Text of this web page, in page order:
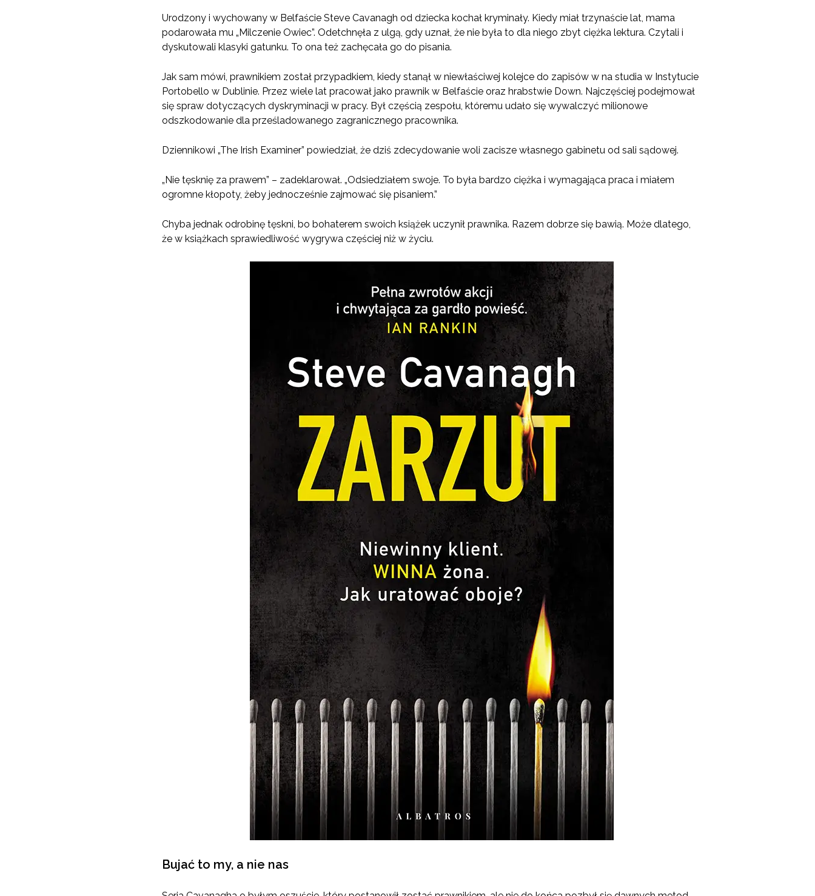
Urodzony i wychowany w Belfaście Steve Cavanagh od dziecka kochał kryminały. Kiedy miał trzynaście lat, mama
podarowała mu „Milczenie Owiec”. Odetchnęła z ulgą, gdy uznał, że nie była to dla niego zbyt ciężka lektura. Czytali i
dyskutowali klasyki gatunku. To ona też zachęcała go do pisania.
Jak sam mówi, prawnikiem został przypadkiem, kiedy stanął w niewłaściwej kolejce do zapisów w na studia w Instytucie
Portobello w Dublinie. Przez wiele lat pracował jako prawnik w Belfaście oraz hrabstwie Down. Najczęściej podejmował
się spraw dotyczących dyskryminacji w pracy. Był częścią zespołu, któremu udało się wywalczyć milionowe
odszkodowanie dla prześladowanego zagranicznego pracownika.
Dziennikowi „The Irish Examiner” powiedział, że dziś zdecydowanie woli zacisze własnego gabinetu od sali sądowej.
„Nie tęsknię za prawem” – zadeklarował. „Odsiedziałem swoje. To była bardzo ciężka i wymagająca praca i miałem
ogromne kłopoty, żeby jednocześnie zajmować się pisaniem.”
Chyba jednak odrobinę tęskni, bo bohaterem swoich książek uczynił prawnika. Razem dobrze się bawią. Może dlatego,
że w książkach sprawiedliwość wygrywa częściej niż w życiu.
Bujać to my, a nie nas